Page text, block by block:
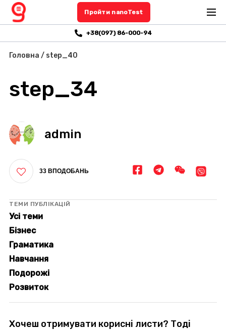
Пройти nanoTest
+38(097) 86-000-94
Головна / step_40
step_34
admin
33 ВПОДОБАНЬ
ТЕМИ ПУБЛІКАЦІЙ
Усі теми
Бізнес
Граматика
Навчання
Подорожі
Розвиток
Хочеш отримувати корисні листи? Тоді